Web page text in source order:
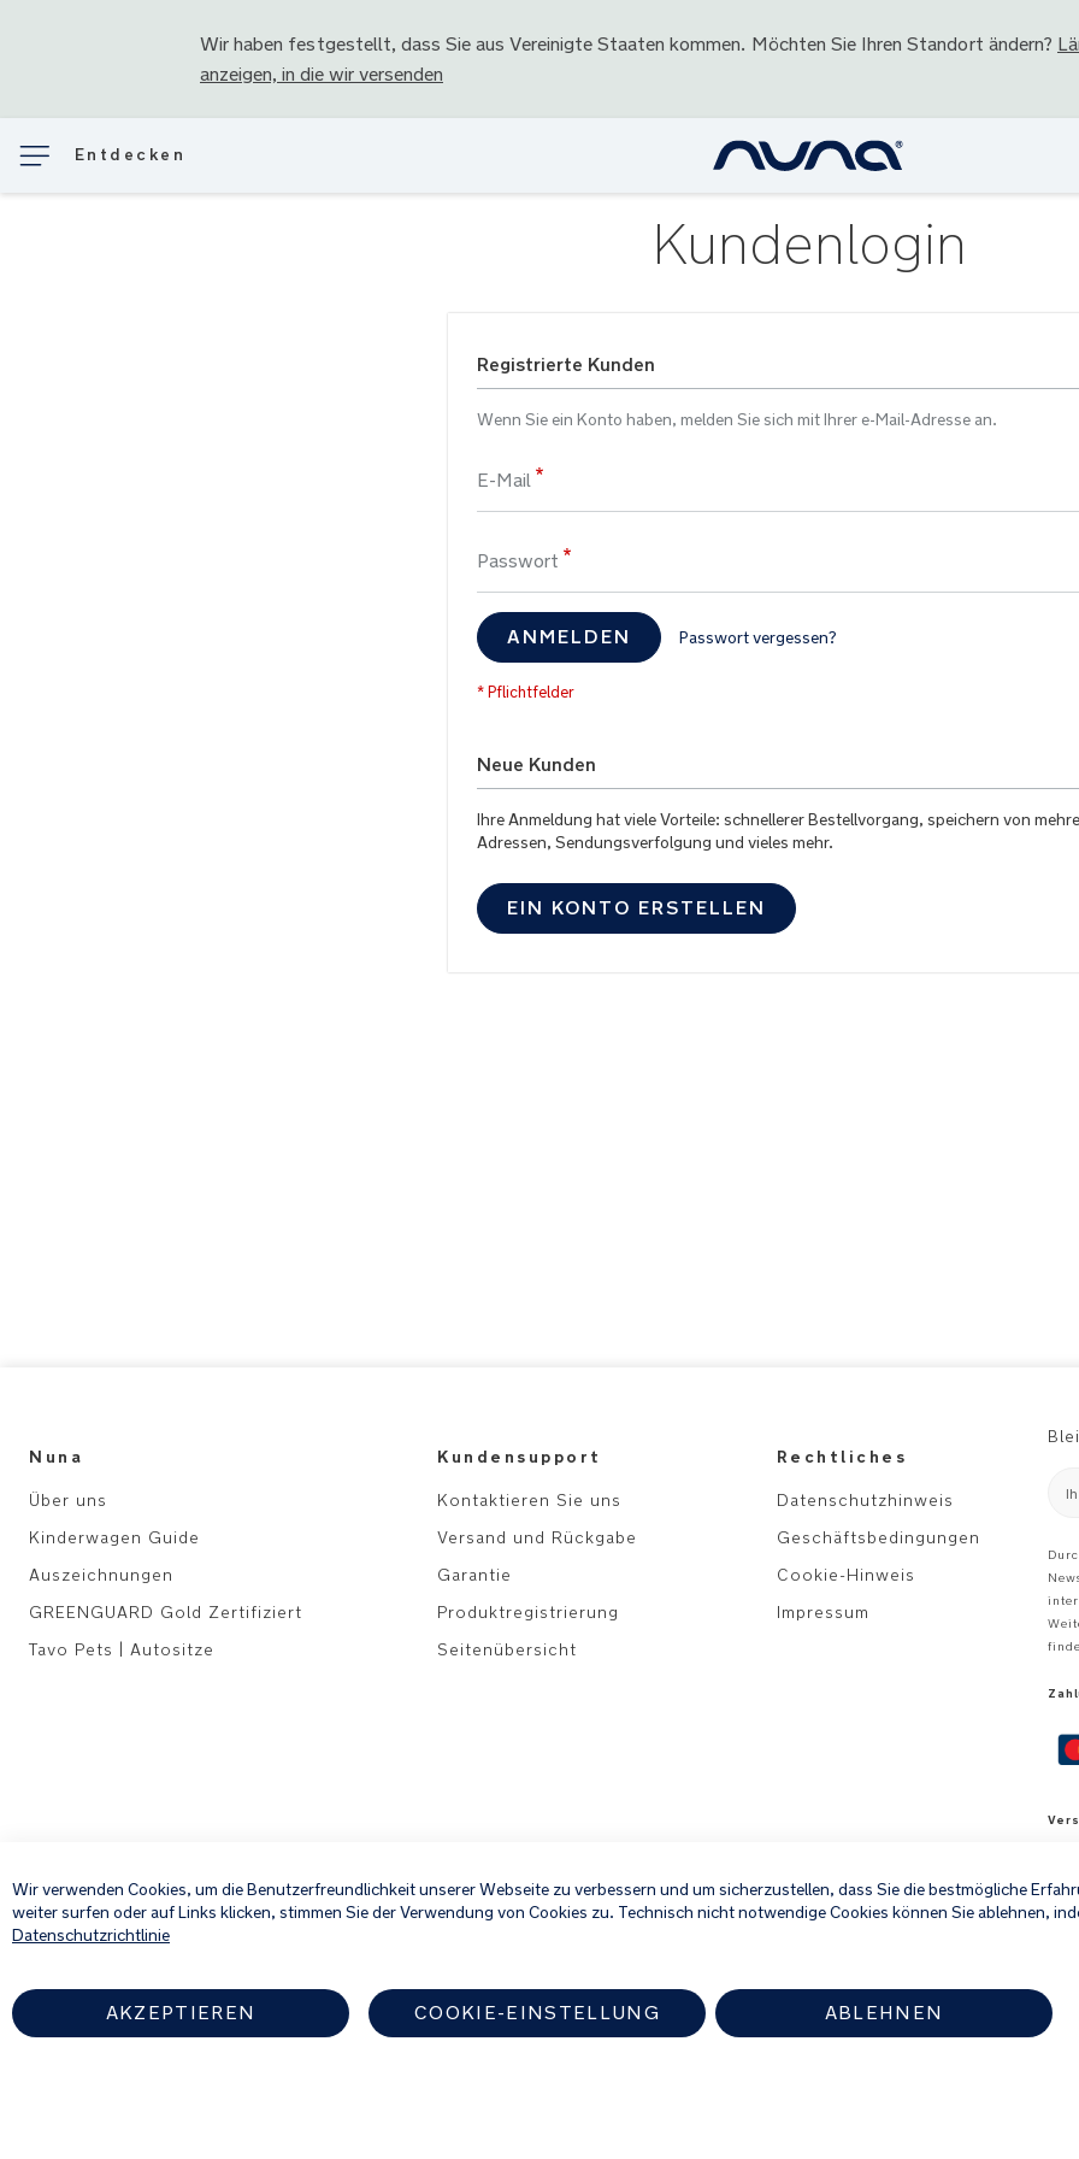
Wir haben festgestellt, dass Sie ausVereinigte Staaten kommen. Möchten Sie Ihren Standort ändern?
anzeigen, in die wir versenden
Entdecken
Kundenlogin
Registrierte Kunden
Wenn Sie ein Konto haben, melden Sie sich mit Ihrer e-Mail-Adresse an.
E-Mail
Passwort
ANMELDEN Passwort vergessen?
Neue Kunden
Ihre Anmeldung hat viele Vorteile: schnellerer Bestellvorgang, speichern von
Adressen, Sendungsverfolgung und vieles mehr.
EIN KONTO ERSTELLEN
Nuna
Über uns
Kinderwagen Guide
Auszeichnungen
GREENGUARD Gold Zertifiziert
Tavo Pets | Autositze
Kundensupport
Kontaktieren Sie uns
Versand und Rückgabe
Garantie
Produktregistrierung
Seitenübersicht
Rechtliches
Datenschutzhinweis
Geschäftsbedingungen
Cookie-Hinweis
Impressum
Wir verwenden Cookies, um die Benutzerfreundlichkeit unserer Webseite zu verbessern und um sicherzustellen, dass Sie die bestmögliche
weiter surfen oder auf Links klicken, stimmen Sie der Verwendung von Cookies zu. Technisch nicht notwendige Cookies können Sie ablehnen,
Datenschutzrichtlinie
AKZEPTIEREN COOKIE-EINSTELLUNG ABLEHNEN